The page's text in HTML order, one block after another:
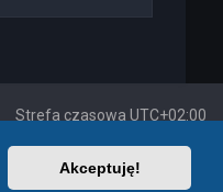
Akceptuję!
Strefa czasowa UTC+02:00